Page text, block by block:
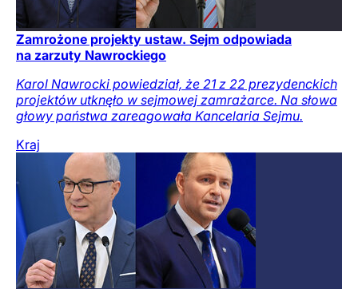
Zamrożone projekty ustaw. Sejm odpowiada
na zarzuty Nawrockiego
Karol Nawrocki powiedział, że 21 z 22 prezydenckich
projektów utknęło w sejmowej zamrażarce. Na słowa
głowy państwa zareagowała Kancelaria Sejmu.
Kraj